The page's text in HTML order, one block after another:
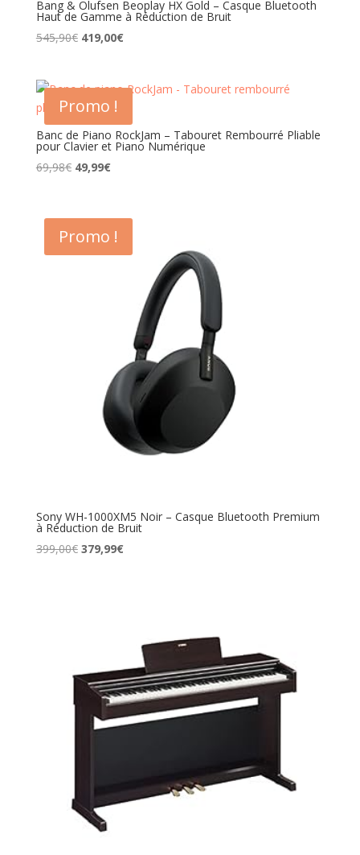
Bang & Olufsen Beoplay HX Gold – Casque Bluetooth
Haut de Gamme à Réduction de Bruit
545,90€ Le
était :
545,90€.
419,00€Le
est :
Promo !
Banc de Piano RockJam – Tabouret Rembourré Pliable
pour Clavier et Piano Numérique
69,98€ Le
était :
69,98€.
49,99€Le
est :
49,99€.
Promo !
Sony WH-1000XM5 Noir – Casque Bluetooth Premium
à Réduction de Bruit
399,00€ Le
379,99€Le